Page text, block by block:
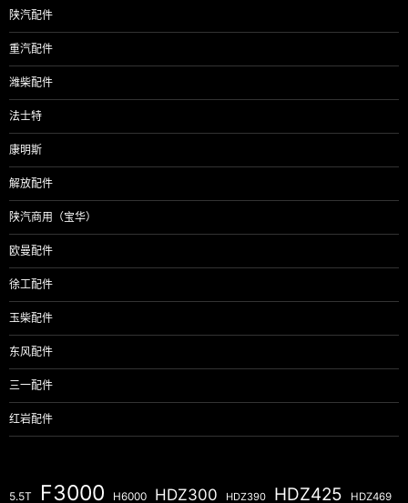
陕汽配件
重汽配件
潍柴配件
法士特
康明斯
解放配件
陕汽商用（宝华）
欧曼配件
徐工配件
玉柴配件
东风配件
三一配件
红岩配件
5.5T F3000 H6000 HDZ300 HDZ390 HDZ425 HDZ469